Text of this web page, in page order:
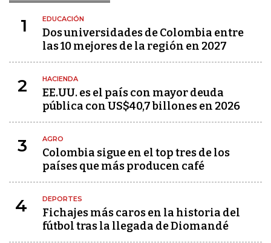
1 EDUCACIÓN
Dos universidades de Colombia entre
las 10 mejores de la región en 2027
2 HACIENDA
EE.UU. es el país con mayor deuda
pública con US$40,7 billones en 2026
3 AGRO
Colombia sigue en el top tres de los
países que más producen café
4 DEPORTES
Fichajes más caros en la historia del
fútbol tras la llegada de Diomandé